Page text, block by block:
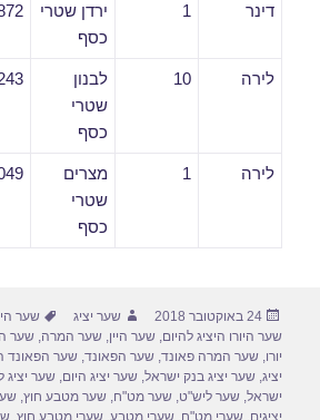
דינר 1
ירדן שטרי
כסף
לירה 10
לבנון
שטרי
כסף
לירה 1
מצרים
שטרי
כסף
פורסם
בתאריך
24 באוקטובר 2018 מחבר
שער יציג תגיות
שער
שער היורו היציג להיום,שער היין,שער המרה,שער
יורו,שער המרה פאונד,שער הפאונד,שער הפאונד
יציג,שער יציג בנק ישראל,שער יציג היום,שער יציג
ישראל,שער ליש"ט,שער מט"ח,שער מטבע חוץ,
יציגים,שערי מט"ח,שערי מטבע,שערי מטבע חוץ,